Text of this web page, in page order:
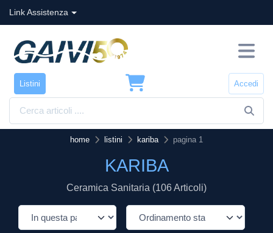
Link Assistenza
Listini Accedi
home listini kariba pagina 1
KARIBA
Ceramica Sanitaria (106 Articoli)